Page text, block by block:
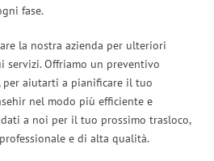
fase.
la nostra azienda per ulteriori
servizi. Offriamo un preventivo
per aiutarti a pianificare il tuo
nel modo più efficiente e
a noi per il tuo prossimo trasloco,
e di alta qualità.